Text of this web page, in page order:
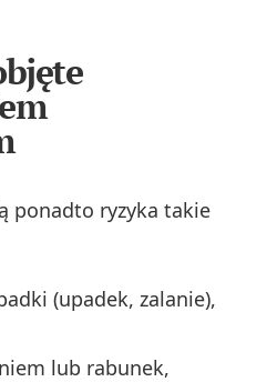
ponadto ryzyka takie
(upadek, zalanie),
lub rabunek,